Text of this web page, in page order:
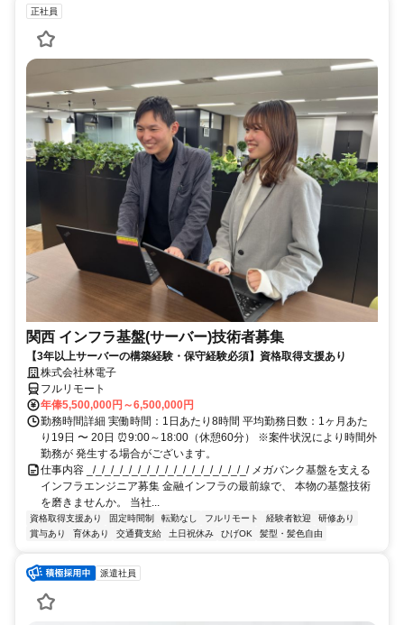
正社員
関西 インフラ基盤(サーバー)技術者募集
【3年以上サーバーの構築経験・保守経験必須】資格取得支援あり
株式会社林電子
フルリモート
年俸5,500,000円～6,500,000円
勤務時間詳細 実働時間：1日あたり8時間 平均勤務日数：1ヶ月あた
り19日 〜 20日 ⏰9:00～18:00（休憩60分） ※案件状況により時間外
勤務が 発生する場合がございます。
仕事内容 _/_/_/_/_/_/_/_/_/_/_/_/_/_/_/_/_/_/ メガバンク基盤を支える
インフラエンジニア募集 金融インフラの最前線で、 本物の基盤技術
を磨きませんか。 当社...
資格取得支援あり 固定時間制 転勤なし フルリモート 経験者歓迎
研修あり
賞与あり
育休あり 交通費支給 土日祝休み ひげOK 髪型・髪色自由
派遣社員